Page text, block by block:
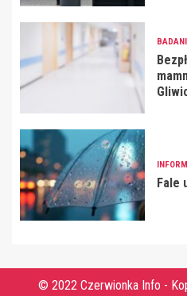
Fale
© 2022 Czerwionka Info -